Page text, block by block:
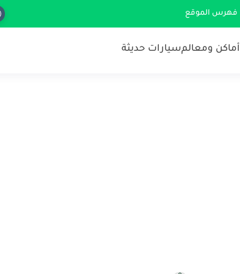
فهرس الموقع
أماكن ومعالمسيارات حديثة